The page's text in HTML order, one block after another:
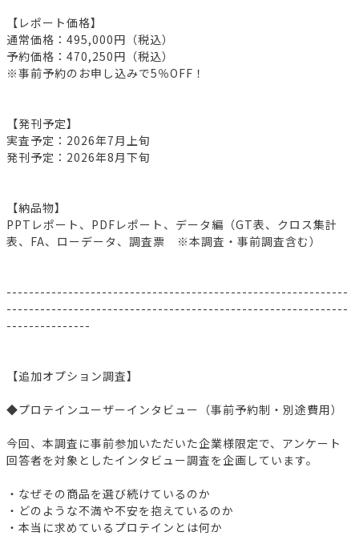
【レポート価格】
通常価格：495,000円（税込）
予約価格：470,250円（税込）
※事前予約のお申し込みで5％OFF！
【発刊予定】
実査予定：2026年7月上旬
発刊予定：2026年8月下旬
【納品物】
PPTレポート、PDFレポート、データ編（GT表、クロス集計
表、FA、ローデータ、調査票 ※本調査・事前調査含む）
-------------------------------------------------------------
-------------------------------------------------------------
---------------
【追加オプション調査】
◆プロテインユーザーインタビュー（事前予約制・別途費用）
今回、本調査に事前参加いただいた企業様限定で、アンケート
回答者を対象としたインタビュー調査を企画しています。
・なぜその商品を選び続けているのか
・どのような不満や不安を抱えているのか
・本当に求めているプロテインとは何か